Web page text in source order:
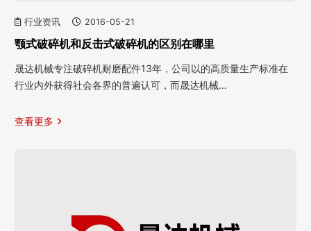
行业资讯 2016-05-21
颚式破碎机和反击式破碎机的区别在哪里
晟达机械专注破碎机耐磨配件13年，公司以的高质量生产标准在
行业内外获得社会各界的普遍认可，而晟达机械…
查看更多